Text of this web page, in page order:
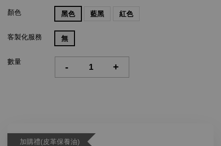
顏色 黑色 藍黑 紅色
客製化服務 無
數量 - +
加購禮(皮革保養油)